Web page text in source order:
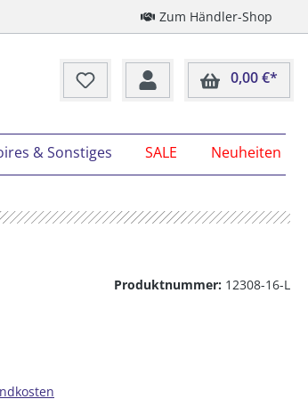
Zum Händler-Shop
0,00 €*
& Sonstiges SALE Neuheiten
Produktnummer: 12308-16-L